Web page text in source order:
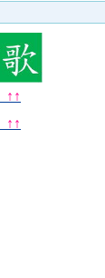
↑ ↑
↑ ↑